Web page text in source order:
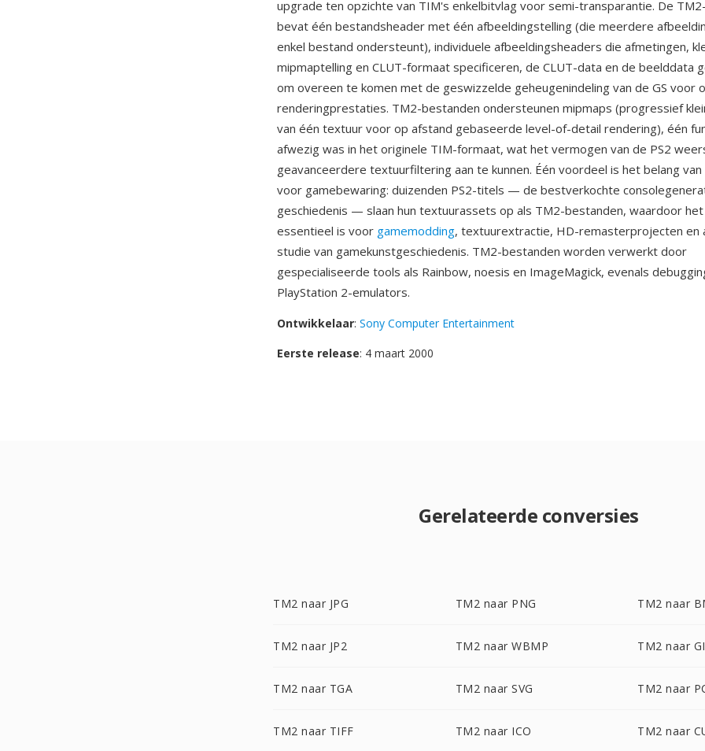
upgrade ten opzichte van TIM's enkelbitvlag voor semi-transparantie. De
bevat één bestandsheader met één afbeeldingstelling (die meerdere
enkel bestand ondersteunt), individuele afbeeldingsheaders die afmetingen,
mipmaptelling en CLUT-formaat specificeren, de CLUT-data en de beelddata
om overeen te komen met de geswizzelde geheugenindeling van de GS voor
renderingprestaties. TM2-bestanden ondersteunen mipmaps (progressief
van één textuur voor op afstand gebaseerde level-of-detail rendering), één
afwezig was in het originele TIM-formaat, wat het vermogen van de PS2
geavanceerdere textuurfiltering aan te kunnen. Één voordeel is het belang
voor gamebewaring: duizenden PS2-titels — de bestverkochte
geschiedenis — slaan hun textuurassets op als TM2-bestanden, waardoor
essentieel is voor gamemodding, textuurextractie, HD-remasterprojecten en
studie van gamekunstgeschiedenis. TM2-bestanden worden verwerkt door
gespecialiseerde tools als Rainbow, noesis en ImageMagick, evenals
PlayStation 2-emulators.
Ontwikkelaar: Sony Computer Entertainment
Eerste release: 4 maart 2000
Gerelateerde conversies
TM2 naar JPG TM2 naar PNG TM2 naar
TM2 naar JP2 TM2 naar WBMP TM2 naar
TM2 naar TGA TM2 naar SVG TM2 naar
TM2 naar TIFF TM2 naar ICO TM2 naar